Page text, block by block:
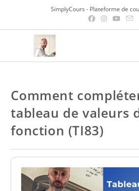
content
SimplyCours - Plateforme de
Comment
tableau de valeurs
fonction (TI83)